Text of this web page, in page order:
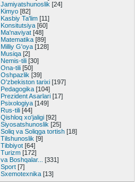
Jamiyatshunoslik [24]
Kimyo [82]
Kasbiy Ta'lim [11]
Konsitutsiya [60]
Ma'naviyat [48]
Matematika [89]
Milliy G'oya [128]
Musiqa [2]
Nemis-tili [30]
Ona-tili [50]
Oshpazlik [39]
O'zbekiston tarixi [197]
Pedagogika [104]
Prezident Asarlari [17]
Psixologiya [149]
Rus-tili [44]
Qishloq xo'jaligi [92]
Siyosatshunoslik [25]
Soliq va Soliqga tortish [18]
Tilshunoslik [9]
Tibbiyot [64]
Turizm [172]
va Boshqalar...
[331]
Sport [7]
Sxemotexnika [13]